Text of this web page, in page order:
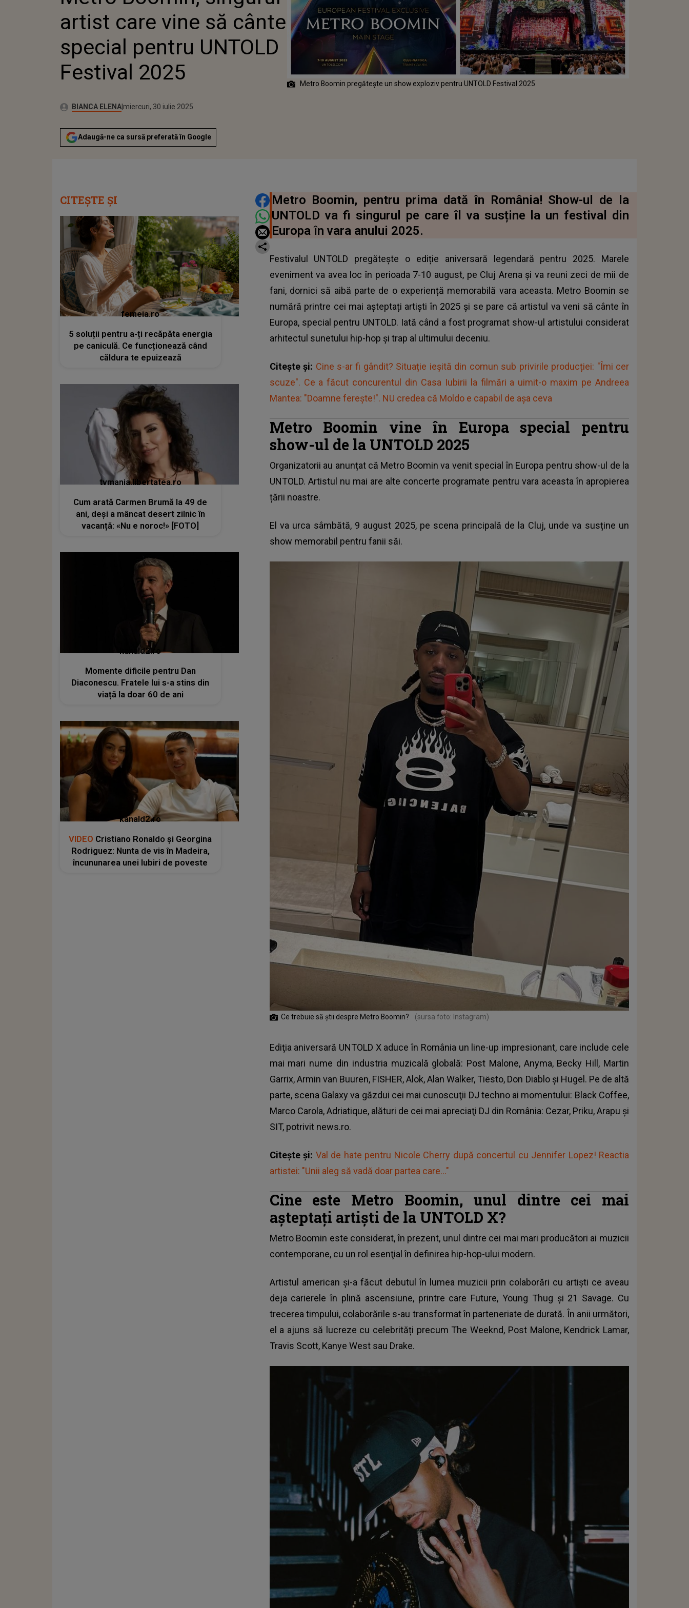
PENTRU UNTOLD
FESTIVAL 2025
artist care vine să cânte
special pentru UNTOLD
Festival 2025
Autor:BIANCA ELENAPublicat:
miercuri, 30 iulie 2025
Actualizat:
miercuri, 30 iulie 2025
Adaugă-ne ca sursă preferată în Google
Metro Boomin pregătește un show exploziv pentru UNTOLD Festival 2025
DISTRIBUIE ARTICOLUL
Metro Boomin, pentru prima dată în România! Show-ul de la
UNTOLD va fi singurul pe care îl va susține la un festival din
Europa în vara anului 2025.
Festivalul UNTOLD pregătește o ediție aniversară legendară pentru 2025. Marele
eveniment va avea loc în perioada 7-10 august, pe Cluj Arena și va reuni zeci de mii de
fani, dornici să aibă parte de o experiență memorabilă vara aceasta. Metro Boomin se
numără printre cei mai așteptați artiști în 2025 și se pare că artistul va veni să cânte în
Europa, special pentru UNTOLD. Iată când a fost programat show-ul artistului considerat
arhitectul sunetului hip-hop şi trap al ultimului deceniu.
Citește și: Cine s-ar fi gândit? Situație ieșită din comun sub privirile producției: "Îmi cer
scuze". Ce a făcut concurentul din Casa Iubirii la filmări a uimit-o maxim pe Andreea
Mantea: "Doamne ferește!". NU credea că Moldo e capabil de așa ceva
Metro Boomin vine în Europa special pentru
show-ul de la UNTOLD 2025
Organizatorii au anunțat că Metro Boomin va venit special în Europa pentru show-ul de la
UNTOLD. Artistul nu mai are alte concerte programate pentru vara aceasta în apropierea
țării noastre.
El va urca sâmbătă, 9 august 2025, pe scena principală de la Cluj, unde va susține un
show memorabil pentru fanii săi.
Ce trebuie să știi despre Metro Boomin? (sursa foto: Instagram)
Ediţia aniversară UNTOLD X aduce în România un line-up impresionant, care include cele
mai mari nume din industria muzicală globală: Post Malone, Anyma, Becky Hill, Martin
Garrix, Armin van Buuren, FISHER, Alok, Alan Walker, Tiësto, Don Diablo şi Hugel. Pe de altă
parte, scena Galaxy va găzdui cei mai cunoscuţii DJ techno ai momentului: Black Coffee,
Marco Carola, Adriatique, alături de cei mai apreciaţi DJ din România: Cezar, Priku, Arapu şi
SIT, potrivit news.ro.
Citește și: Val de hate pentru Nicole Cherry după concertul cu Jennifer Lopez! Reactia
artistei: "Unii aleg să vadă doar partea care..."
Cine este Metro Boomin, unul dintre cei mai
așteptați artiști de la UNTOLD X?
Metro Boomin este considerat, în prezent, unul dintre cei mai mari producători ai muzicii
contemporane, cu un rol esenţial în definirea hip-hop-ului modern.
Artistul american și-a făcut debutul în lumea muzicii prin colaborări cu artiști ce aveau
deja carierele în plină ascensiune, printre care Future, Young Thug şi 21 Savage. Cu
trecerea timpului, colaborările s-au transformat în parteneriate de durată. În anii următori,
el a ajuns să lucreze cu celebrități precum The Weeknd, Post Malone, Kendrick Lamar,
Travis Scott, Kanye West sau Drake.
CITEȘTE ȘI
femeia.ro
5 soluții pentru a-ți recăpăta energia
pe caniculă. Ce funcționează când
căldura te epuizează
tvmania.libertatea.ro
Cum arată Carmen Brumă la 49 de
ani, deși a mâncat desert zilnic în
vacanță: «Nu e noroc!» [FOTO]
kanald2.ro
Momente dificile pentru Dan
Diaconescu. Fratele lui s-a stins din
viață la doar 60 de ani
kanald2.ro
VIDEO Cristiano Ronaldo și Georgina
Rodriguez: Nunta de vis în Madeira,
încununarea unei Iubiri de poveste